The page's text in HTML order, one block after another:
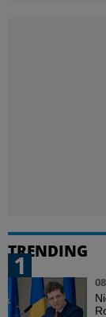
TRENDING
1